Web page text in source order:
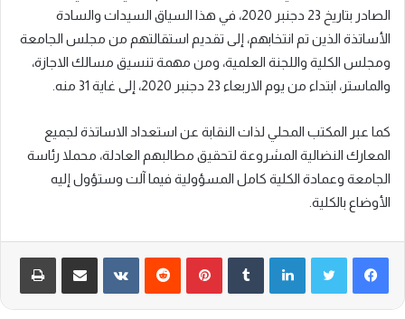
الصادر بتاريخ 23 دجنبر 2020، في هذا السياق السيدات والسادة
الأساتذة الذين تم انتخابهم، إلى تقديم استقالتهم من مجلس الجامعة
ومجلس الكلية واللجنة العلمية، ومن مهمة تنسيق مسالك الاجازة،
والماستر، ابتداء من يوم الاربعاء 23 دجنبر 2020، إلى غاية 31 منه.
كما عبر المكتب المحلي لذات النقابة عن استعداد الاساتذة لجميع
المعارك النضالية المشروعة لتحقيق مطالبهم العادلة، محملا رئاسة
الجامعة وعمادة الكلية كامل المسؤولية فيما آلت وستؤول إليه
الأوضاع بالكلية.
لينكدإن بينتيريست ‏VKontakte